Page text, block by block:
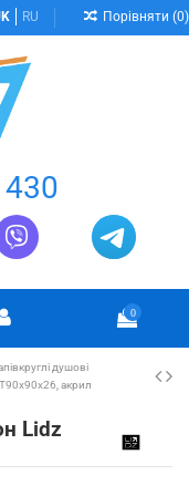
RU Порівняти (0)
0
душові
акрил
Lidz